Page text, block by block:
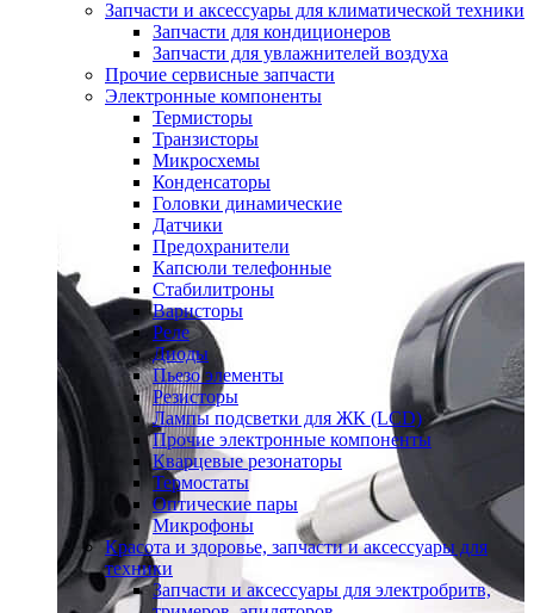
Запчасти и аксессуары для климатической техники
Запчасти для кондиционеров
Запчасти для увлажнителей воздуха
Прочие сервисные запчасти
Электронные компоненты
Термисторы
Транзисторы
Микросхемы
Конденсаторы
Головки динамические
Датчики
Предохранители
Капсюли телефонные
Стабилитроны
Варисторы
Реле
Диоды
Пьезо элементы
Резисторы
Лампы подсветки для ЖК (LCD)
Прочие электронные компоненты
Кварцевые резонаторы
Термостаты
Оптические пары
Микрофоны
Красота и здоровье, запчасти и аксессуары для
техники
Запчасти и аксессуары для электробритв,